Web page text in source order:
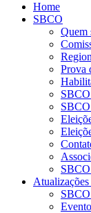
Home
SBCO
Quem
Prova
SBCO